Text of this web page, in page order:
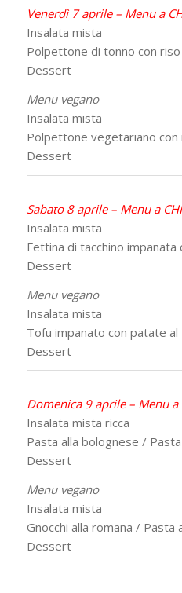
Venerdì 7 aprile – Menu a
Insalata mista
Polpettone di tonno con riso
Dessert
Menu vegano
Insalata mista
Polpettone vegetariano con
Dessert
Sabato 8 aprile – Menu a
Insalata mista
Fettina di tacchino
Dessert
Menu vegano
Insalata mista
Tofu impanato con patate al
Dessert
Domenica 9 aprile – Menu a
Insalata mista ricca
Pasta alla bolognese /
Dessert
Menu vegano
Insalata mista
Gnocchi alla romana / Pasta
Dessert